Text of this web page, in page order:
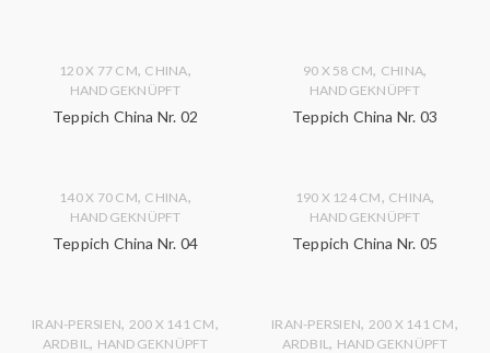
120 X 77 CM, CHINA,
HANDGEKNÜPFT
Teppich China Nr. 02
90 X 58 CM, CHINA,
HANDGEKNÜPFT
Teppich China Nr. 03
140 X 70 CM, CHINA,
HANDGEKNÜPFT
Teppich China Nr. 04
190 X 124 CM, CHINA,
HANDGEKNÜPFT
Teppich China Nr. 05
IRAN-PERSIEN, 200 X 141 CM,
ARDBIL, HANDGEKNÜPFT
IRAN-PERSIEN, 200 X 141 CM,
ARDBIL, HANDGEKNÜPFT